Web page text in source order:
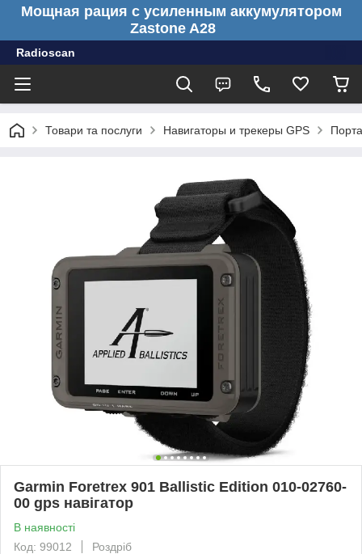
Мощная рация с усиленным аккумулятором
Zastone A28
Radioscan
Товари та послуги Навигаторы и трекеры GPS
Garmin Foretrex 901 Ballistic Edition 010-02760-
00 gps навігатор
В наявності
Код: 99012
Роздріб